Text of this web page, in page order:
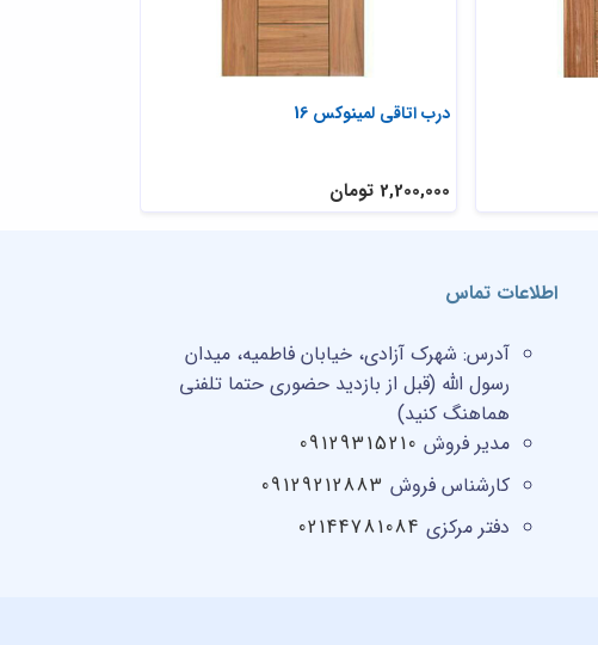
درب اتاقی لمینوکس 16
2,200,000 تومان
اطلاعات تماس
آدرس: شهرک آزادی، خیابان فاطمیه، میدان
رسول الله (قبل از بازدید حضوری حتما تلفنی
هماهنگ کنید)
مدیر فروش 09129315210
کارشناس فروش 09129212883
دفتر مرکزی 02144781084